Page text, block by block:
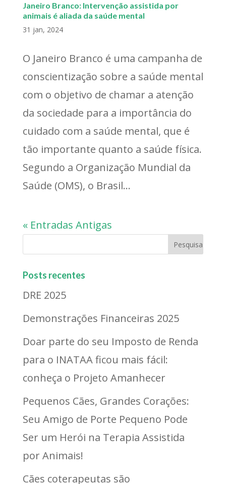
Janeiro Branco: Intervenção assistida por
animais é aliada da saúde mental
31 jan, 2024
O Janeiro Branco é uma campanha de
conscientização sobre a saúde mental
com o objetivo de chamar a atenção
da sociedade para a importância do
cuidado com a saúde mental, que é
tão importante quanto a saúde física.
Segundo a Organização Mundial da
Saúde (OMS), o Brasil...
« Entradas Antigas
Posts recentes
DRE 2025
Demonstrações Financeiras 2025
Doar parte do seu Imposto de Renda
para o INATAA ficou mais fácil:
conheça o Projeto Amanhecer
Pequenos Cães, Grandes Corações:
Seu Amigo de Porte Pequeno Pode
Ser um Herói na Terapia Assistida
por Animais!
Cães coterapeutas são